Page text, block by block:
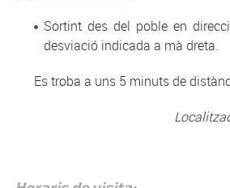
Sortint des del poble en
desviació indicada a mà dreta.
Es troba a uns 5 minuts de